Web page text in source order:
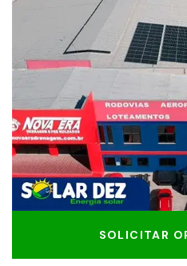
SOLICITAR